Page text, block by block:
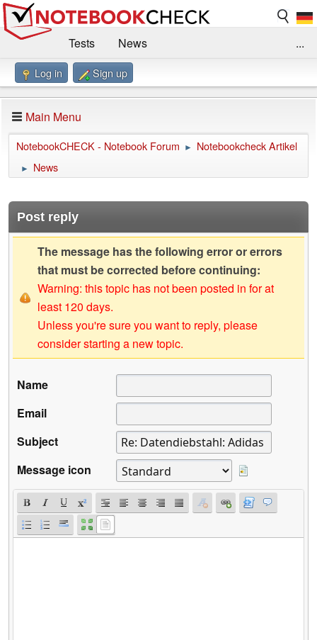
Tests
News
Benchmarks / Technik
Forum
Impressum
...
Log in Sign up
Main Menu
NotebookCHECK - Notebook Forum ► Notebookcheck Artikel
► News
Post reply
The message has the following error or errors
that must be corrected before continuing:
Warning: this topic has not been posted in for at
least 120 days.
Unless you're sure you want to reply, please
consider starting a new topic.
Name
Email
Subject
Message icon